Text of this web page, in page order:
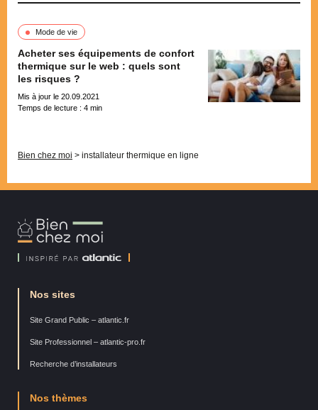
Mode de vie
Acheter ses équipements de confort
thermique sur le web : quels sont
les risques ?
Mis à jour le 20.09.2021
Temps de lecture : 4 min
Bien chez moi > installateur thermique en ligne
Bien
Chez
Nos sites
Site Grand Public – atlantic.fr
Site Professionnel – atlantic-pro.fr
Recherche d’installateurs
Nos thèmes